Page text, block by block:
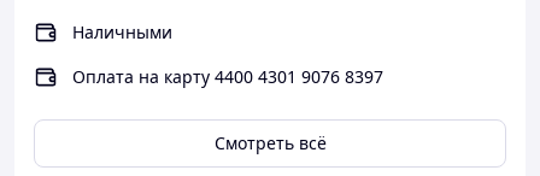
Наличными
Оплата на карту 4400 4301 9076 8397
Смотреть всё